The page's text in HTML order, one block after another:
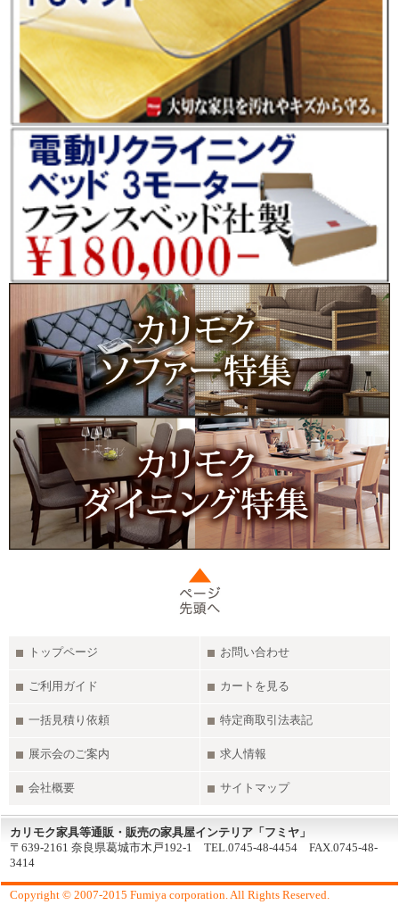
トップページ
ご利用ガイド
一括見積り依頼
展示会のご案内
会社概要
お問い合わせ
カートを見る
特定商取引法表記
求人情報
サイトマップ
カリモク家具等通販・販売の家具屋インテリア「フミヤ」
〒639-2161 奈良県葛城市木戸192-1 TEL.0745-48-4454 FAX.0745-48-
3414
Copyright © 2007-2015 Fumiya corporation. All Rights Reserved.